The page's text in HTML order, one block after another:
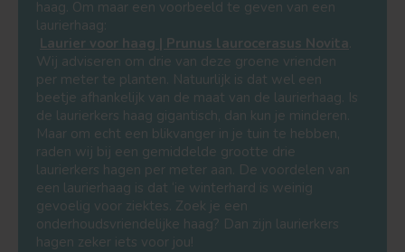
haag. Om maar een voorbeeld te geven van een
laurierhaag:
Laurier voor haag | Prunus laurocerasus Novita
Wij adviseren om drie van deze groene vrienden
per meter te planten. Natuurlijk is dat wel een
beetje afhankelijk van de maat van de laurierhaag. Is
de laurierkers haag gigantisch, dan kun je minderen.
Maar om echt een blikvanger in je tuin te hebben,
raden wij bij een gemiddelde grootte drie
laurierkers hagen per meter aan. De voordelen van
een laurierhaag is dat ‘ie winterhard is weinig
gevoelig voor ziektes. Zoek je een
onderhoudsvriendelijke haag? Dan zijn laurierkers
hagen zeker iets voor jou!